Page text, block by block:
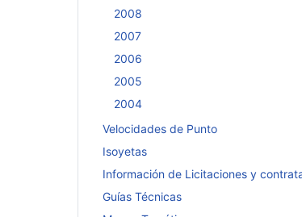
2008
2007
2006
2005
2004
Velocidades de Punto
Isoyetas
Información de Licitaciones y
Guías Técnicas